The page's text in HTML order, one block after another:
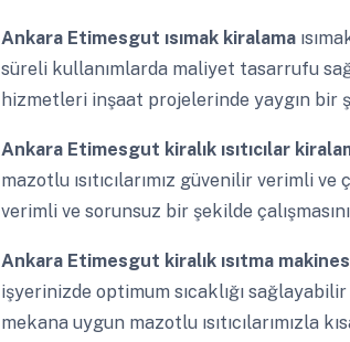
Ankara Etimesgut ısımak kiralama
süreli kullanımlarda maliyet tasarrufu
hizmetleri inşaat projelerinde yaygın bir
Ankara Etimesgut kiralık ısıtıcılar
mazotlu ısıtıcılarımız güvenilir verimli
verimli ve sorunsuz bir şekilde
Ankara Etimesgut kiralık ısıtma
işyerinizde optimum sıcaklığı
mekana uygun mazotlu ısıtıcılarımızla